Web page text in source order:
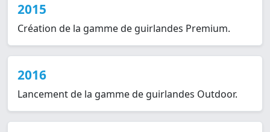
2015
Création de la gamme de guirlandes Premium.
2016
Lancement de la gamme de guirlandes Outdoor.